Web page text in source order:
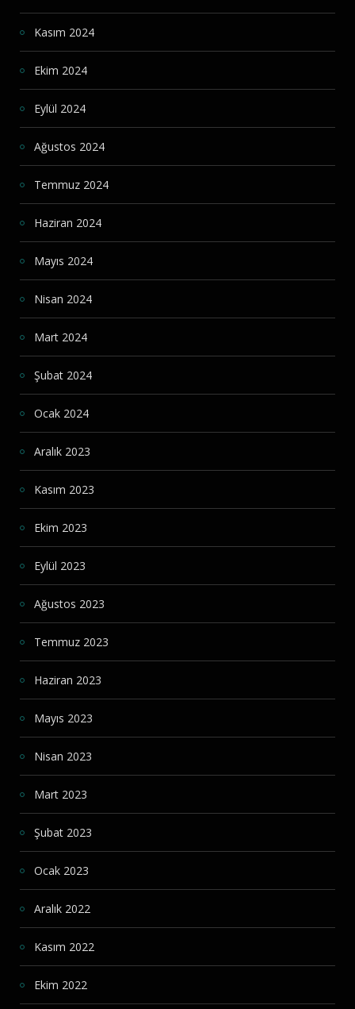
Kasım 2024
Ekim 2024
Eylül 2024
Ağustos 2024
Temmuz 2024
Haziran 2024
Mayıs 2024
Nisan 2024
Mart 2024
Şubat 2024
Ocak 2024
Aralık 2023
Kasım 2023
Ekim 2023
Eylül 2023
Ağustos 2023
Temmuz 2023
Haziran 2023
Mayıs 2023
Nisan 2023
Mart 2023
Şubat 2023
Ocak 2023
Aralık 2022
Kasım 2022
Ekim 2022